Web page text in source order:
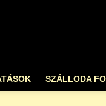
SZÁLLODA